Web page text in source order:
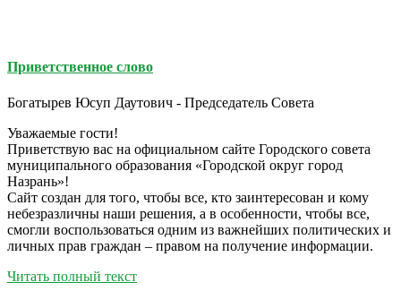
Приветственное слово
Богатырев Юсуп Даутович - Председатель Совета
Уважаемые гости!
Приветствую вас на официальном сайте Городского совета
муниципального образования «Городской округ город
Назрань»!
Сайт создан для того, чтобы все, кто заинтересован и кому
небезразличны наши решения, а в особенности, чтобы все,
смогли воспользоваться одним из важнейших политических и
личных прав граждан – правом на получение информации.
Читать полный текст